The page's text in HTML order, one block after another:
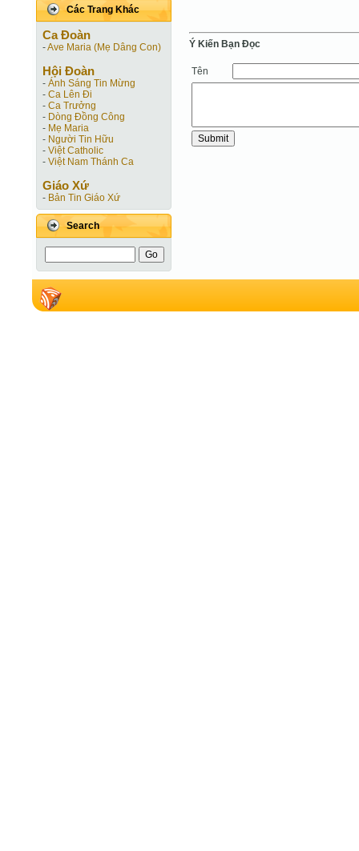
Các Trang Khác
Ca Ðoàn
-Ave Maria (Mẹ Dâng Con)
Hội Ðoàn
- Ánh Sáng Tin Mừng
- Ca Lên Đi
- Ca Trưởng
- Dòng Đồng Công
- Mẹ Maria
- Người Tin Hữu
- Việt Catholic
- Việt Nam Thánh Ca
Giáo Xứ
- Bản Tin Giáo Xứ
Search
Ý Kiến Bạn Ðọc
Tên